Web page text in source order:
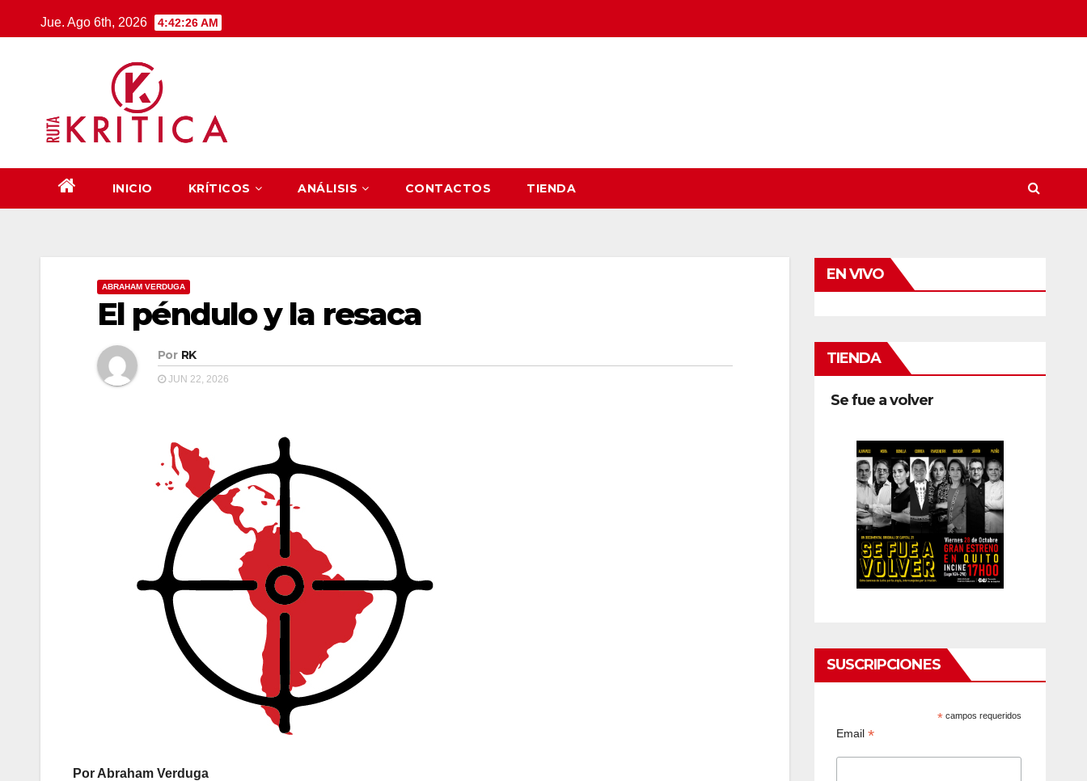
al
Jue. Ago 6th, 2026 4:42:27 AM
INICIO KRÍTICOS ANÁLISIS CONTACTOS TIENDA
ABRAHAM VERDUGA
El péndulo y la resaca
Por RK
JUN 22, 2026
Por Abraham Verduga
EN VIVO
TIENDA
Se fue a volver
SUSCRIPCIONES
* campos requeridos
Email *